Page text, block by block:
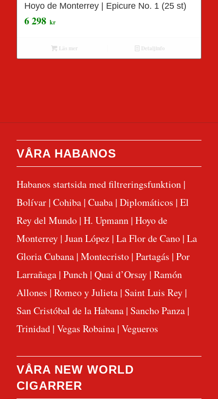
Hoyo de Monterrey | Epicure No. 1 (25 st)
6 298 kr
Läs mer Detaljinfo
VÅRA HABANOS
Habanos startsida med filtreringsfunktion|
Bolívar| Cohiba| Cuaba| Diplomáticos | El
Rey del Mundo| H. Upmann| Hoyo de
Monterrey| Juan López| La Flor de Cano| La
Gloria Cubana| Montecristo| Partagás | Por
Larrañaga| Punch| Quai d’Orsay| Ramón
Allones | Romeo y Julieta| Saint Luis Rey|
San Cristóbal de la Habana| Sancho Panza|
Trinidad| Vegas Robaina| Vegueros
VÅRA NEW WORLD
CIGARRER